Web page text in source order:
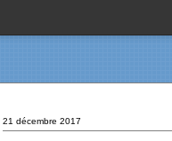
21 décembre 2017